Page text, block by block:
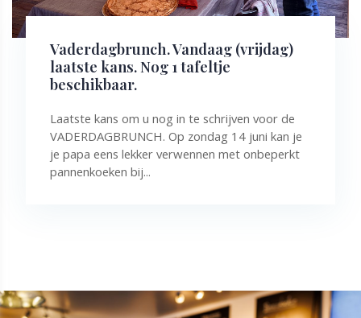
Vaderdagbrunch. Vandaag (vrijdag)
laatste kans. Nog 1 tafeltje
beschikbaar.
Laatste kans om u nog in te schrijven voor de
VADERDAGBRUNCH. Op zondag 14 juni kan je
je papa eens lekker verwennen met onbeperkt
pannenkoeken bij...